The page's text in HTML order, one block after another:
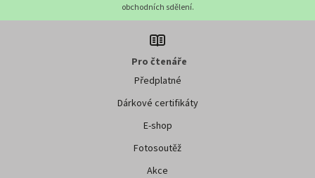
obchodních sdělení.
Pro čtenáře
Předplatné
Dárkové certifikáty
E-shop
Fotosoutěž
Akce